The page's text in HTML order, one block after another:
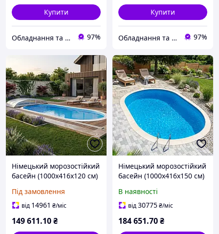
Купити
Обладнання та хімія для басейнів з доставкою по всій Україні 97%
Купити
Обладнання та хімія для басейнів з доставкою по всій Україні 97%
Німецький морозостійкий
басейн (1000х416х120 см)
овальний, плівка 0.6 мм,
50 м³ металевий збірний
Під замовлення
від 14961 ₴/міс
149 611.10₴
Німецький морозостійкий
басейн (1000х416х150 см)
овальний, плівка 0.6 мм,
62.4 м³ металевий
В наявності
від30775₴/міс
184 651.70₴